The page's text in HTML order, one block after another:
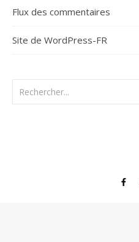
Flux des commentaires
Site de WordPress-FR